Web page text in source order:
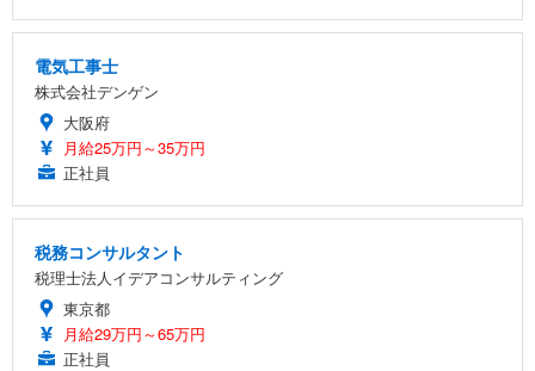
電気工事士
株式会社デンゲン
大阪府
月給25万円～35万円
正社員
税務コンサルタント
税理士法人イデアコンサルティング
東京都
月給29万円～65万円
正社員